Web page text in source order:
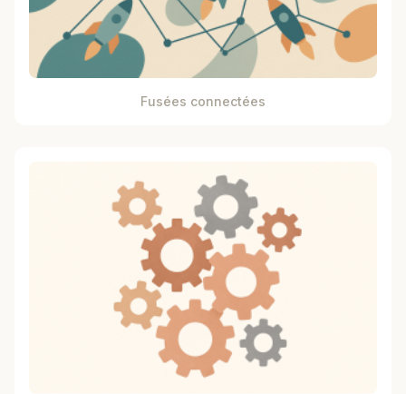
Fusées connectées